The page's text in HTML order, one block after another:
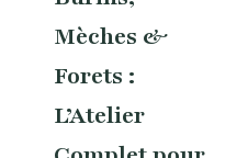
Mèches &
Forets :
L’Atelier